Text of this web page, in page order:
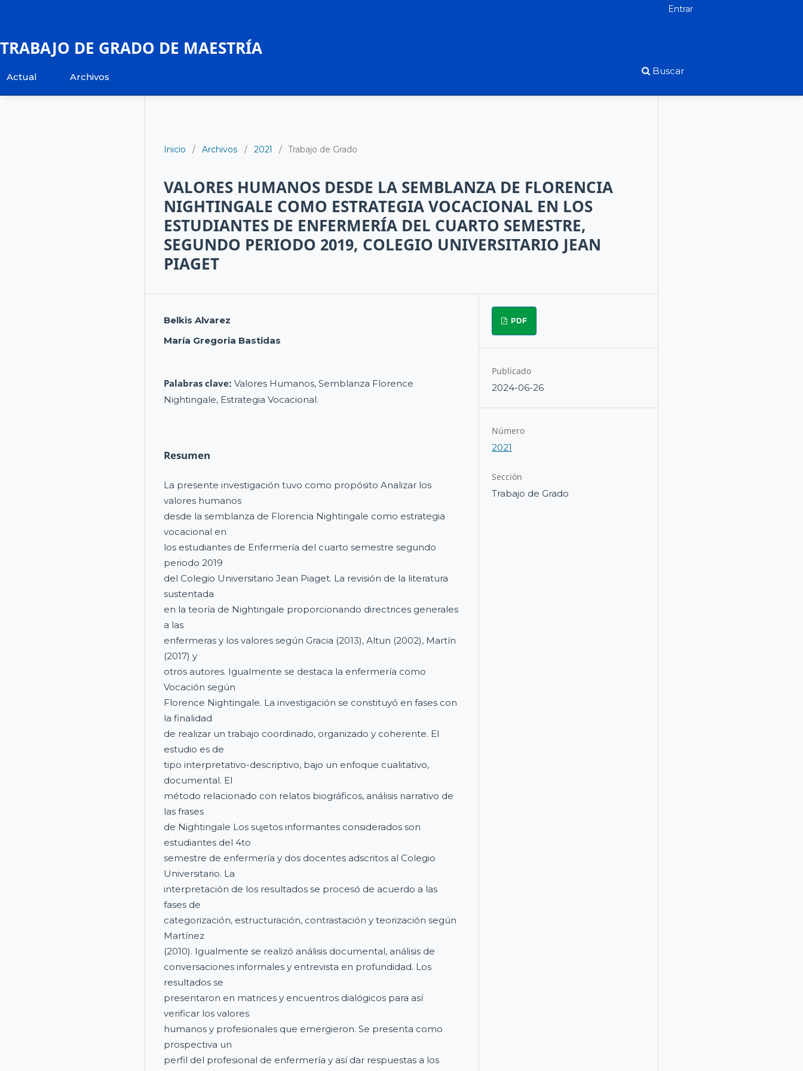
TRABAJO DE GRADO DE MAESTRÍA
Actual Archivos
Buscar
Entrar
Inicio / Archivos / 2021 / Trabajo de Grado
VALORES HUMANOS DESDE LA SEMBLANZA DE FLORENCIA
NIGHTINGALE COMO ESTRATEGIA VOCACIONAL EN LOS
ESTUDIANTES DE ENFERMERÍA DEL CUARTO SEMESTRE,
SEGUNDO PERIODO 2019, COLEGIO UNIVERSITARIO JEAN
PIAGET
Belkis Alvarez
María Gregoria Bastidas
Palabras clave:Valores Humanos, Semblanza Florence
Nightingale, Estrategia Vocacional.
Resumen
La presente investigación tuvo como propósito Analizar los
valores humanos
desde la semblanza de Florencia Nightingale como estrategia
vocacional en
los estudiantes de Enfermería del cuarto semestre segundo
periodo 2019
del Colegio Universitario Jean Piaget. La revisión de la literatura
sustentada
en la teoría de Nightingale proporcionando directrices generales
a las
enfermeras y los valores según Gracia (2013), Altun (2002), Martín
(2017) y
otros autores. Igualmente se destaca la enfermería como
Vocación según
Florence Nightingale. La investigación se constituyó en fases con
la finalidad
de realizar un trabajo coordinado, organizado y coherente. El
estudio es de
tipo interpretativo-descriptivo, bajo un enfoque cualitativo,
documental. El
método relacionado con relatos biográficos, análisis narrativo de
las frases
de Nightingale Los sujetos informantes considerados son
estudiantes del 4to
semestre de enfermería y dos docentes adscritos al Colegio
Universitario. La
interpretación de los resultados se procesó de acuerdo a las
fases de
categorización, estructuración, contrastación y teorización según
Martínez
(2010). Igualmente se realizó análisis documental, análisis de
conversaciones informales y entrevista en profundidad. Los
resultados se
presentaron en matrices y encuentros dialógicos para así
verificar los valores
humanos y profesionales que emergieron. Se presenta como
prospectiva un
perfil del profesional de enfermería y así dar respuestas a los
PDF
Publicado
2024-06-26
Número
2021
Sección
Trabajo de Grado